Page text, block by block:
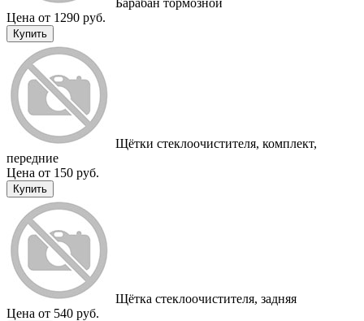
Барабан тормозной
Цена от 1290 руб.
Купить
Щётки стеклоочистителя, комплект,
передние
Цена от 150 руб.
Купить
Щётка стеклоочистителя, задняя
Цена от 540 руб.